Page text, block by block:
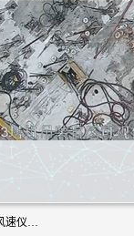
上海融瑞环保科技有限公司是吊钩可视化、塔吊黑匣子、扬尘监测系统、塔吊监控系统、扬尘环境监测、塔吊风速仪、楼层呼叫器、主令控制器、人脸识别、风速仪等一系列环保设备的研发生产销售为一体的专业化公司。